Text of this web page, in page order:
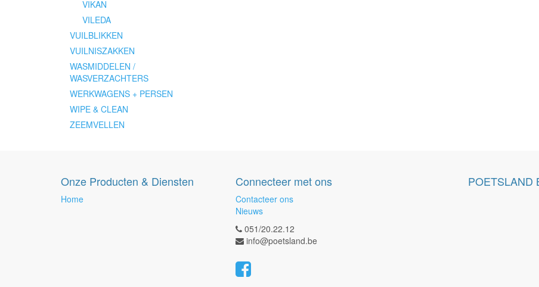
VIKAN
VILEDA
VUILBLIKKEN
VUILNISZAKKEN
WASMIDDELEN /
WASVERZACHTERS
WERKWAGENS + PERSEN
WIPE & CLEAN
ZEEMVELLEN
Onze Producten & Diensten
Home
Connecteer met ons
Contacteer ons
Nieuws
051/20.22.12
info@poetsland.be
POETSLAND